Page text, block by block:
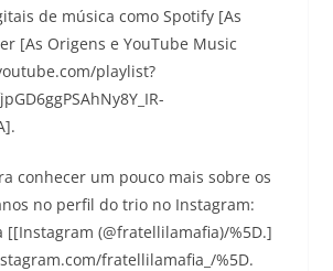
de música como Spotify [As
[As Origens e YouTube Music
playlist?
conhecer um pouco mais sobre os
no perfil do trio no Instagram:
[[Instagram (@fratellilamafia)/%5D.]
fratellilamafia_/%5D.